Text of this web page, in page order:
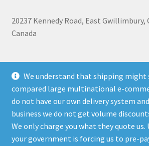
We understand that shipping might
compared large multinational e-
do not have our own delivery system
business we do not get volume
We only charge you what they quote us.
your government is forcing us to pre-
20237 Kennedy Road, East Gwillimbury,
Canada
+1 905-473-2462
Shipping, Refunds, and Terms of Use